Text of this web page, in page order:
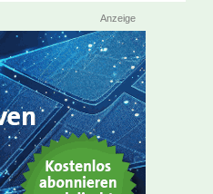
Anzeige